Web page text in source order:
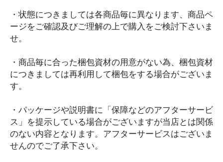
スマートウォッチ関連
まとめ売り・セット
生活雑貨・日用品
オーディオ雑貨
CD・DVD・Blu-ray
ゲーム類
メンズファッション
アウター
ジャンパー
・状態につきましては各商品毎に異なります、商品ペ
ージをご確認及びご理解の上で購入をご検討下さいま
せ。
・商品毎に合った梱包資材の用意がない為、梱包資材
につきましては再利用して梱包をする場合がございま
す。
・パッケージや説明書に「保障などのアフターサービ
ス」を提示している場合がございますが当店とは関係
のない内容となります。アフターサービスはございま
せんのでご了承下さい。